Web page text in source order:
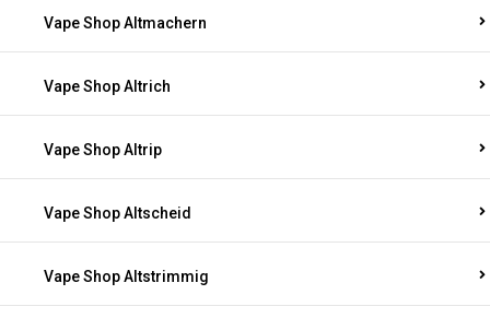
Vape Shop Altmachern
Vape Shop Altrich
Vape Shop Altrip
Vape Shop Altscheid
Vape Shop Altstrimmig